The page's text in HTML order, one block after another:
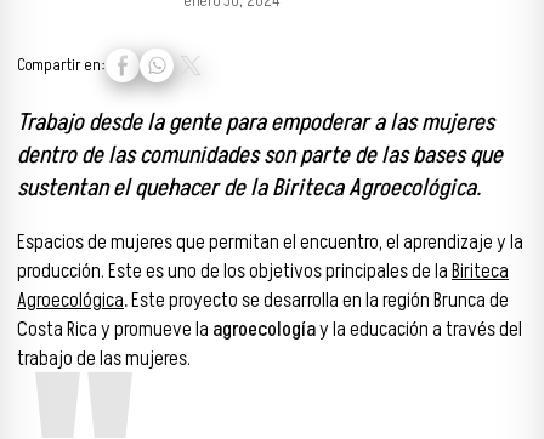
Compartir en:
Trabajo desde la gente para empoderar a las mujeres
dentro de las comunidades son parte de las bases que
sustentan el quehacer de la Biriteca Agroecológica.
Espacios de mujeres que permitan el encuentro, el aprendizaje y la
producción. Este es uno de los objetivos principales de laBiriteca
Agroecológica.Este proyecto se desarrolla en la región Brunca de
Costa Rica y promueve la agroecologíay la educación a través del
trabajo de las mujeres.